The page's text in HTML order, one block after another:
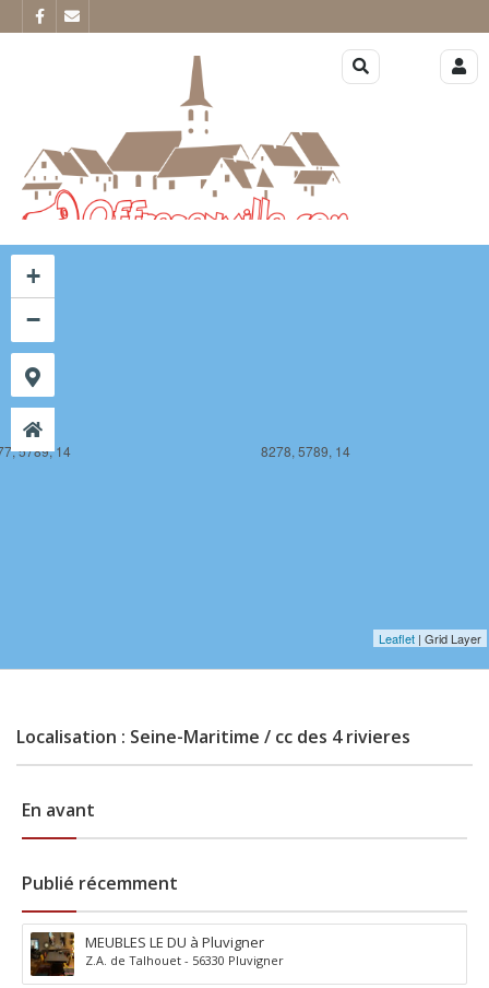
5788, 14 8278, 5788, 14
5789, 14 8278, 5789, 14
+
−
Leaflet | Grid Layer
Localisation : Seine-Maritime / cc des 4 rivieres
En avant
Publié récemment
MEUBLES LE DU à Pluvigner
Z.A. de Talhouet - 56330 Pluvigner